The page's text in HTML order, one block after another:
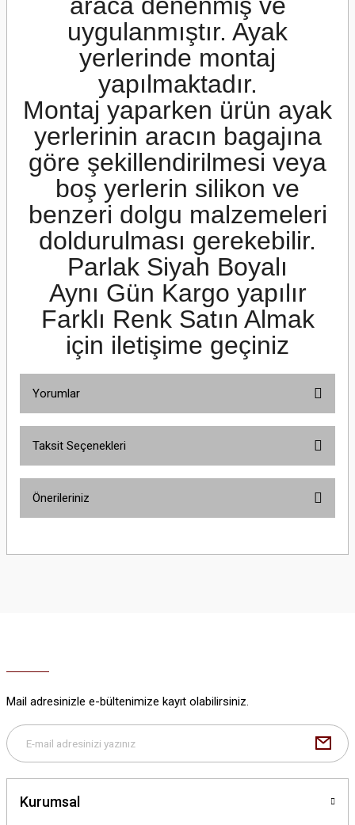
uygulanmıştır. Ayak
yerlerinde montaj
yapılmaktadır.
Montaj yaparken ürün ayak
yerlerinin aracın bagajına
göre şekillendirilmesi veya
boş yerlerin silikon ve
benzeri dolgu malzemeleri
doldurulması gerekebilir.
Parlak Siyah Boyalı
Aynı Gün Kargo yapılır
Farklı Renk Satın Almak
için iletişime geçiniz
Yorumlar
Taksit Seçenekleri
Önerileriniz
yetersiz gördüğünüz noktaları öneri formunu kullanarak tarafımıza
Bu ürüne benzer farklı alternatifler olmalı.
Mail adresinizle e-bültenimize kayıt olabilirsiniz.
Kurumsal